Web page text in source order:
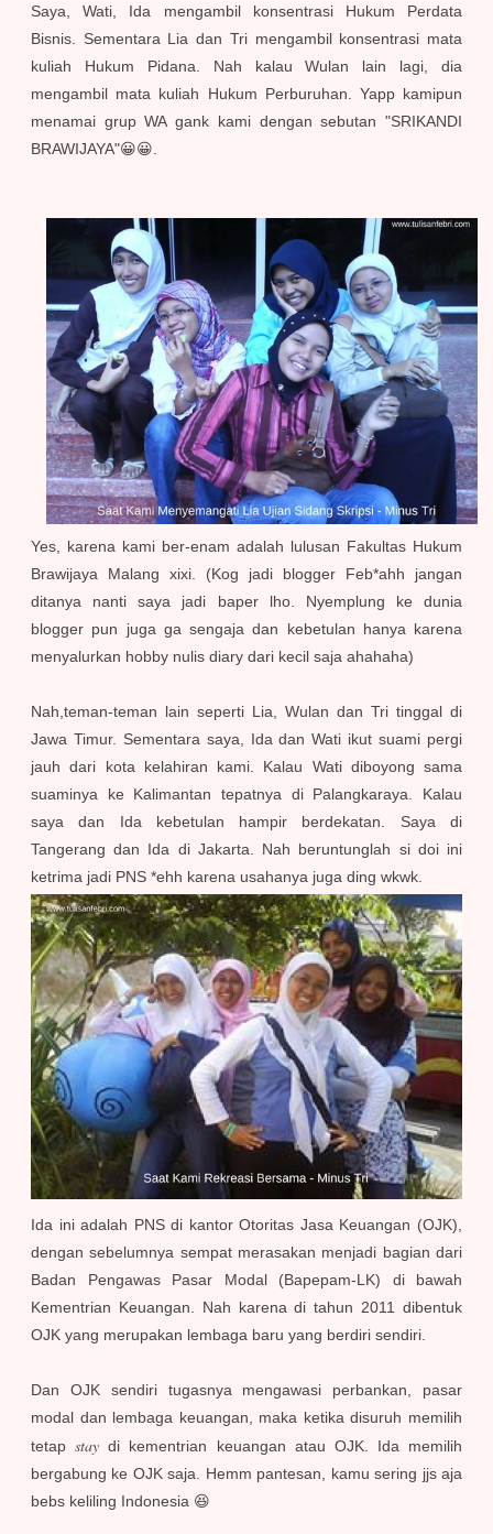
Saya, Wati, Ida mengambil konsentrasi Hukum Perdata
Bisnis. Sementara Lia dan Tri mengambil konsentrasi mata
kuliah Hukum Pidana. Nah kalau Wulan lain lagi, dia
mengambil mata kuliah Hukum Perburuhan. Yapp kamipun
menamai grup WA gank kami dengan sebutan "SRIKANDI
BRAWIJAYA"😀😀.
Yes, karena kami ber-enam adalah lulusan Fakultas Hukum
Brawijaya Malang xixi. (Kog jadi blogger Feb*ahh jangan
ditanya nanti saya jadi baper lho. Nyemplung ke dunia
blogger pun juga ga sengaja dan kebetulan hanya karena
menyalurkan hobby nulis diary dari kecil saja ahahaha)
Nah,teman-teman lain seperti Lia, Wulan dan Tri tinggal di
Jawa Timur. Sementara saya, Ida dan Wati ikut suami pergi
jauh dari kota kelahiran kami. Kalau Wati diboyong sama
suaminya ke Kalimantan tepatnya di Palangkaraya. Kalau
saya dan Ida kebetulan hampir berdekatan. Saya di
Tangerang dan Ida di Jakarta. Nah beruntunglah si doi ini
ketrima jadi PNS *ehh karena usahanya juga ding wkwk.
Ida ini adalah PNS di kantor Otoritas Jasa Keuangan (OJK),
dengan sebelumnya sempat merasakan menjadi bagian dari
Badan Pengawas Pasar Modal (Bapepam-LK) di bawah
Kementrian Keuangan. Nah karena di tahun 2011 dibentuk
OJK yang merupakan lembaga baru yang berdiri sendiri.
Dan OJK sendiri tugasnya mengawasi perbankan, pasar
modal dan lembaga keuangan, maka ketika disuruh memilih
tetapstay di kementrian keuangan atau OJK. Ida memilih
bergabung ke OJK saja. Hemm pantesan, kamu sering jjs aja
bebs keliling Indonesia 😆